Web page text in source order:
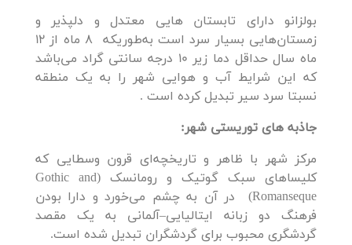
بولزانو دارای تابستان هایی معتدل و دلپذیر و
زمستان‌هایی بسیار سرد است به‌طوریکه 8 ماه از 12
ماه سال حداقل دما زیر 10 درجه سانتی گراد می‌باشد
که این شرایط آب و هوایی شهر را به یک منطقه
نسبتا سرد سیر تبدیل کرده است .
جاذبه های توریستی شهر:
مرکز شهر با ظاهر و تاریخچه‌ای قرون وسطایی که
کلیساهای سبک گوتیک و رومانسک (Gothic and
Romanseque) در آن به چشم می‌خورد و دارا بودن
فرهنگ دو زبانه ایتالیایی–آلمانی به یک مقصد
گردشگری محبوب برای گردشگران تبدیل شده است.